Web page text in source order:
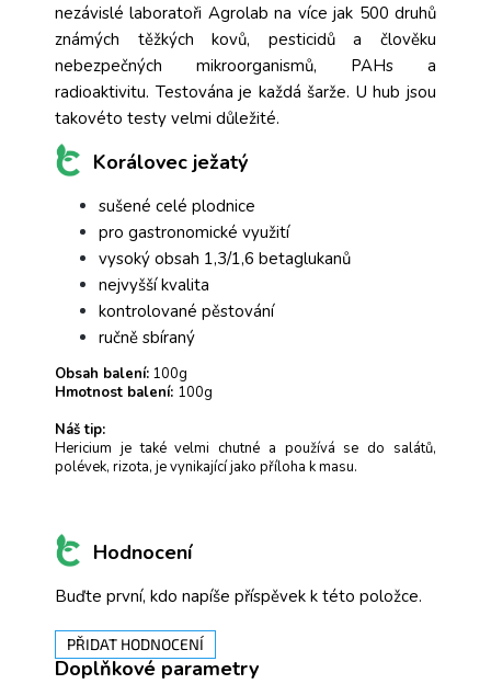
nezávislé laboratoři Agrolab na více jak 500 druhů
známých těžkých kovů, pesticidů a člověku
nebezpečných mikroorganismů, PAHs a
radioaktivitu. Testována je každá šarže. U hub jsou
takovéto testy velmi důležité.
Korálovec ježatý
sušené celé plodnice
pro gastronomické využití
vysoký obsah 1,3/1,6 betaglukanů
nejvyšší kvalita
kontrolované pěstování
ručně sbíraný
Obsah balení: 100g
Hmotnost balení: 100g
Náš tip:
Hericium je také velmi chutné a používá se do salátů,
polévek, rizota, je vynikající jako příloha k masu.
Hodnocení
Buďte první, kdo napíše příspěvek k této položce.
PŘIDAT HODNOCENÍ
Doplňkové parametry